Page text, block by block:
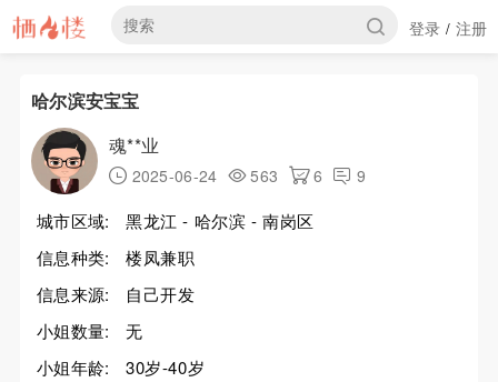
登录 / 注册
哈尔滨安宝宝
魂**业
2025-06-24 563 6 9
城市区域:
黑龙江 - 哈尔滨 - 南岗区
信息种类:
楼凤兼职
信息来源:
自己开发
小姐数量:
无
小姐年龄:
30岁-40岁